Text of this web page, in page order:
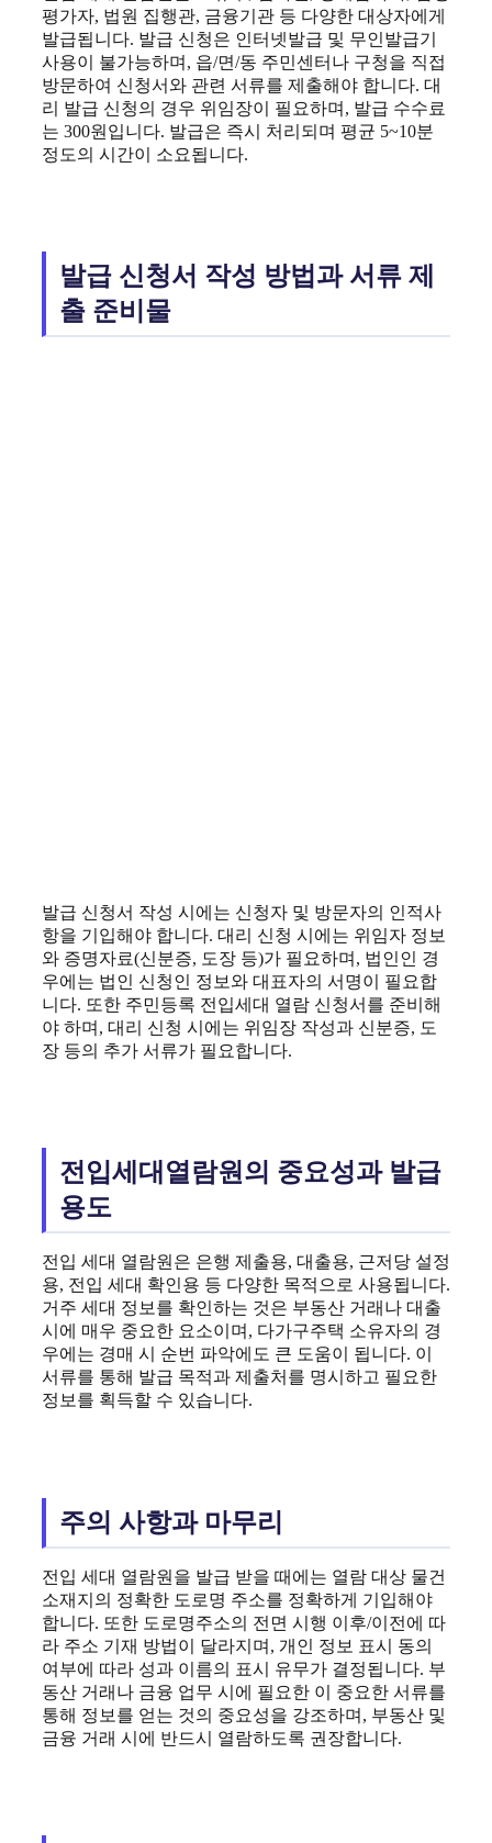
평가자, 법원 집행관, 금융기관 등 다양한 대상자에게
발급됩니다. 발급 신청은 인터넷발급 및 무인발급기
사용이 불가능하며, 읍/면/동 주민센터나 구청을 직접
방문하여 신청서와 관련 서류를 제출해야 합니다. 대
리 발급 신청의 경우 위임장이 필요하며, 발급 수수료
는 300원입니다. 발급은 즉시 처리되며 평균 5~10분
정도의 시간이 소요됩니다.
발급 신청서 작성 방법과 서류 제
출 준비물
발급 신청서 작성 시에는 신청자 및 방문자의 인적사
항을 기입해야 합니다. 대리 신청 시에는 위임자 정보
와 증명자료(신분증, 도장 등)가 필요하며, 법인인 경
우에는 법인 신청인 정보와 대표자의 서명이 필요합
니다. 또한 주민등록 전입세대 열람 신청서를 준비해
야 하며, 대리 신청 시에는 위임장 작성과 신분증, 도
장 등의 추가 서류가 필요합니다.
전입세대열람원의 중요성과 발급
용도
전입 세대 열람원은 은행 제출용, 대출용, 근저당 설정
용, 전입 세대 확인용 등 다양한 목적으로 사용됩니다.
거주 세대 정보를 확인하는 것은 부동산 거래나 대출
시에 매우 중요한 요소이며, 다가구주택 소유자의 경
우에는 경매 시 순번 파악에도 큰 도움이 됩니다. 이
서류를 통해 발급 목적과 제출처를 명시하고 필요한
정보를 획득할 수 있습니다.
주의 사항과 마무리
전입 세대 열람원을 발급 받을 때에는 열람 대상 물건
소재지의 정확한 도로명 주소를 정확하게 기입해야
합니다. 또한 도로명주소의 전면 시행 이후/이전에 따
라 주소 기재 방법이 달라지며, 개인 정보 표시 동의
여부에 따라 성과 이름의 표시 유무가 결정됩니다. 부
동산 거래나 금융 업무 시에 필요한 이 중요한 서류를
통해 정보를 얻는 것의 중요성을 강조하며, 부동산 및
금융 거래 시에 반드시 열람하도록 권장합니다.